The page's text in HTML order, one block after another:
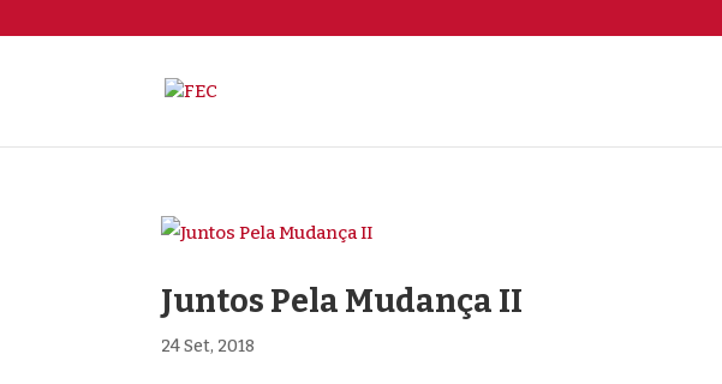
Juntos Pela Mudança II
24 Set, 2018